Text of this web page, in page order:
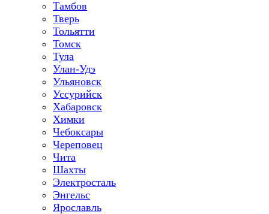
Тамбов
Тверь
Тольятти
Томск
Тула
Улан-Удэ
Ульяновск
Уссурийск
Хабаровск
Химки
Чебоксары
Череповец
Чита
Шахты
Электросталь
Энгельс
Ярославль